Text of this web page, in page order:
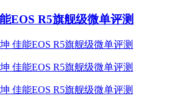
EOS R5旗舰级微单评测